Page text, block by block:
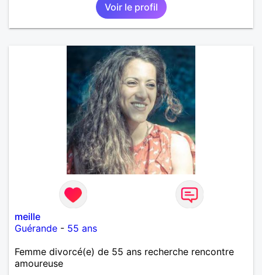
Voir le profil
meille
Guérande - 55 ans
Femme divorcé(e) de 55 ans recherche rencontre
amoureuse